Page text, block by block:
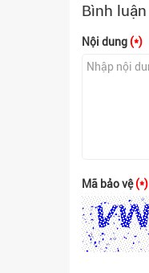
Bình luận
Nội dung (*)
Mã bảo vệ(*)